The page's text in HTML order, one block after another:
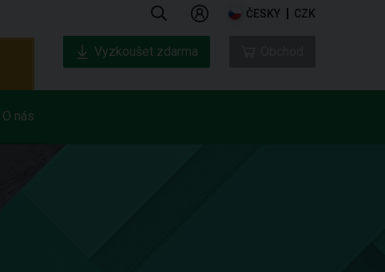
ČESKY CZK
O nás
Vyzkoušet zdarma